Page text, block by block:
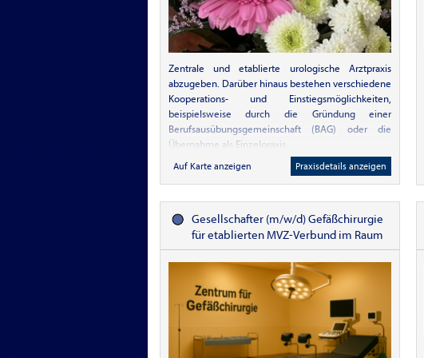
werden. Wegen der leichten Hanglage haben die
dortigen Räumlichkeiten Tageslicht und sind über
einen Aufzug mit den übrigen Räumen verbunden.
Personal besteht aus 3 jungen Damen, die gern
übernommen werden möchten. Sie sind sehr gut
eingearbeitet und können selbständig arbeiten. Am
besten machen Sie sich persönlich ein Bild von den
Gegebenheiten und setzen sich mit mir in
Zentrale und etablierte urologische Arztpraxis
abzugeben. Darüber hinaus bestehen verschiedene
Kooperations- und Einstiegsmöglichkeiten,
beispielsweise durch die Gründung einer
Berufsausübungsgemeinschaft (BAG) oder die
Übernahme als Einzelpraxis.
Auf Karte anzeigen Praxisdetails anzeigen
Gesellschafter (m/w/d) Gefäßchirurgie
für etablierten MVZ-Verbund im Raum
Stuttgart gesucht.